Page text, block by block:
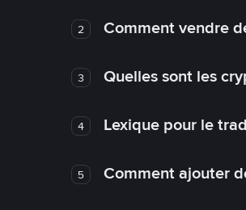
2 Comment vendre
3 Quelles sont les
4 Lexique pour le
5 Comment ajouter